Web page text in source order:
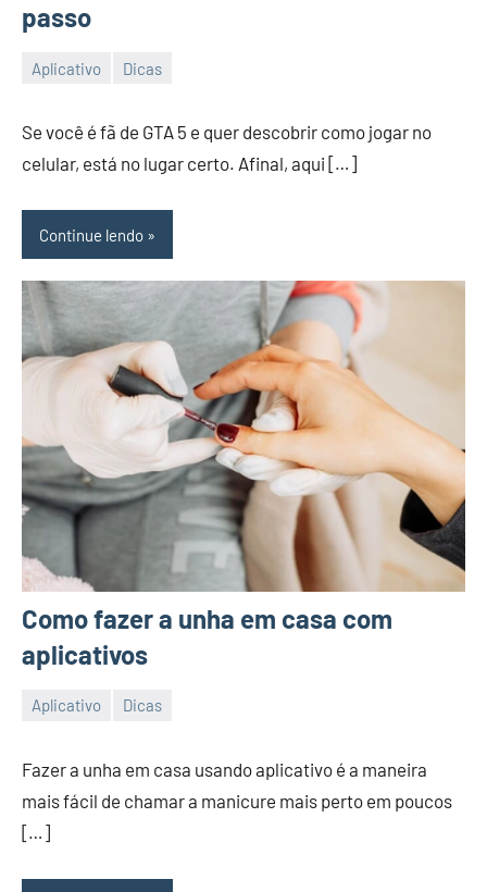
passo
Aplicativo Dicas
26/12/2023
Vanessa
Se você é fã de GTA 5 e quer descobrir como jogar no
celular, está no lugar certo. Afinal, aqui […]
Continue lendo
Como fazer a unha em casa com
aplicativos
Aplicativo Dicas
26/12/2023
Vanessa
Fazer a unha em casa usando aplicativo é a maneira
mais fácil de chamar a manicure mais perto em poucos
[…]